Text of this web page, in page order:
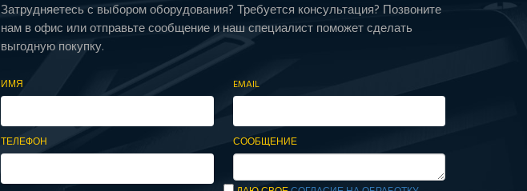
Затрудняетесь с выбором оборудования? Требуется консультация? Позвоните
нам в офис или отправьте сообщение и наш специалист поможет сделать
выгодную покупку.
ИМЯ EMAIL
ТЕЛЕФОН СООБЩЕНИЕ